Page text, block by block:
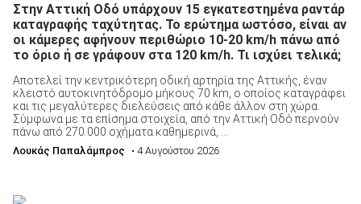
Στην Αττική Οδό υπάρχουν 15 εγκατεστημένα ραντάρ
καταγραφής ταχύτητας. Το ερώτημα ωστόσο, είναι αν
οι κάμερες αφήνουν περιθώριο 10-20 km/h πάνω από
το όριο ή σε γράφουν στα 120 km/h. Τι ισχύει τελικά;
Αποτελεί την κεντρικότερη οδική αρτηρία της Αττικής, έναν
κλειστό αυτοκινητόδρομο μήκους 70 km, ο οποίος καταγράφει
και τις μεγαλύτερες διελεύσεις από κάθε άλλον στη χώρα.
Σύμφωνα με τα επίσημα στοιχεία, από την Αττική Οδό περνούν
πάνω από 270.000 οχήματα καθημερινά, ...
Λουκάς Παπαλάμπρος • 4 Αυγούστου 2026